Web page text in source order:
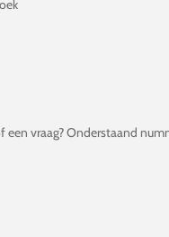
een vraag? Onderstaand